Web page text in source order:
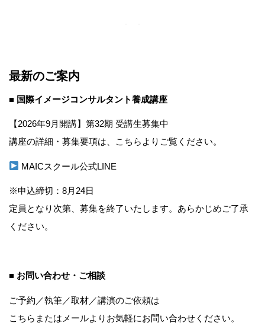
最新のご案内
■ 国際イメージコンサルタント養成講座
【2026年9月開講】第32期 受講生募集中
講座の詳細・募集要項は、こちらよりご覧ください。
MAICスクール公式LINE
※申込締切：8月24日
定員となり次第、募集を終了いたします。あらかじめご了承
ください。
■ お問い合わせ・ご相談
ご予約／執筆／取材／講演のご依頼は
こちら またはメールよりお気軽にお問い合わせください。